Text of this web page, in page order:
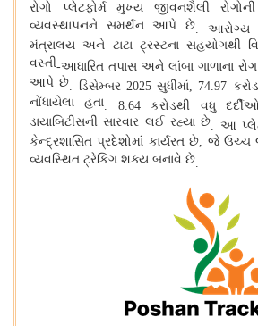
રોગો પ્લેટફોર્મ મુખ્ય જીવનશૈલી
વ્યવસ્થાપનને સમર્થન આપે છે. આરોગ્ય
મંત્રાલય અને ટાટા ટ્રસ્ટના સહયોગથી
વસ્તી-આધારિત તપાસ અને લાંબા ગાળાના
આપે છે. ડિસેમ્બર 2025 સુધીમાં, 74.97
નોંધાયેલા હતા. 8.64કરોડથી વધુ
ડાયાબિટીસની સારવાર લઈ રહ્યા છે. આ
કેન્દ્રશાસિત પ્રદેશોમાં કાર્યરત છે, જે ઉચ્ચ
વ્યવસ્થિત ટ્રેકિંગ શક્ય બનાવે છે.